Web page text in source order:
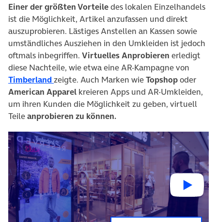
Einer der größten Vorteiledes lokalen Einzelhandels
ist die Möglichkeit, Artikel anzufassen und direkt
auszuprobieren. Lästiges Anstellen an Kassen sowie
umständliches Ausziehen in den Umkleiden ist jedoch
oftmals inbegriffen. Virtuelles Anprobieren erledigt
diese Nachteile, wie etwa eine AR-Kampagne von
Timberland (öffnet in neuem Tab)
zeigte. Auch Marken wieTopshopoder
American Apparel kreieren Apps und AR-Umkleiden,
um ihren Kunden die Möglichkeit zu geben, virtuell
Teileanprobieren zu können.